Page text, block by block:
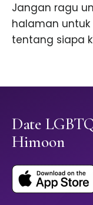
Jangan ragu
halaman
tentang siapa
Date
Himoon